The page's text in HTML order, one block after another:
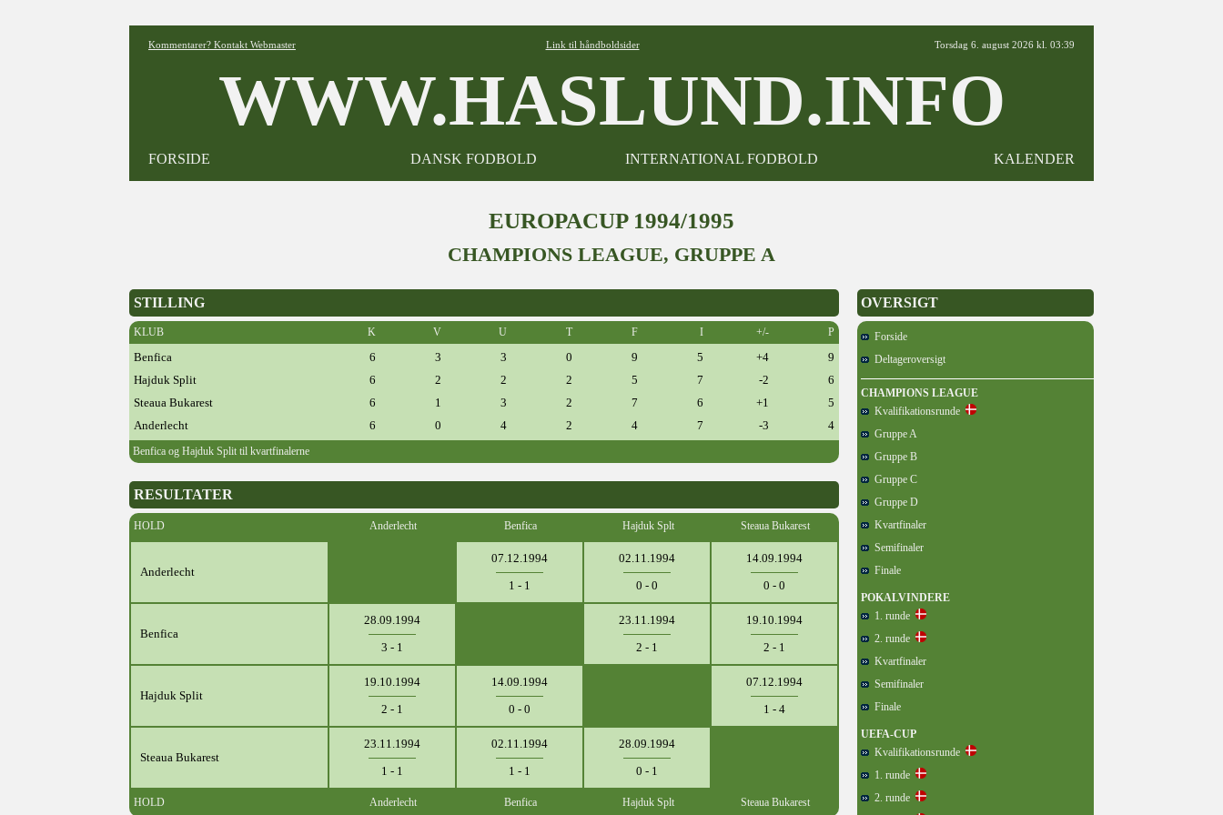
Kommentarer? Kontakt Webmaster Link til håndboldsider Torsdag 6. august 2026 kl. 03:39
WWW.HASLUND.INFO
FORSIDE DANSK FODBOLD INTERNATIONAL FODBOLD KALENDER
EUROPACUP 1994/1995
CHAMPIONS LEAGUE, GRUPPE A
STILLING
KLUB K V U T F I +/- P
Benfica 6 3 3 0 9 5 +4
9
Hajduk Split
6 2 2 2 5 7 -2
6
Steaua Bukarest
6 1 3 2 7 6 +1
5
Anderlecht
6 0 4 2 4 7 -3 4
Benfica og Hajduk Split til kvartfinalerne
RESULTATER
HOLD Anderlecht Benfica Hajduk Splt Steaua Bukarest
Anderlecht
07.12.1994
1 - 1
02.11.1994
0 - 0
14.09.1994
0 - 0
Benfica
28.09.1994
3 - 1
23.11.1994
2 - 1
19.10.1994
2 - 1
Hajduk Split
19.10.1994
2 - 1
14.09.1994
0 - 0
07.12.1994
1 - 4
Steaua Bukarest
23.11.1994
1 - 1
02.11.1994
1 - 1
28.09.1994
0 - 1
HOLD Anderlecht Benfica Hajduk Splt Steaua Bukarest
OVERSIGT
Forside
Deltageroversigt
CHAMPIONS LEAGUE
Kvalifikationsrunde
Gruppe A
Gruppe B
Gruppe C
Gruppe D
Kvartfinaler
Semifinaler
Finale
POKALVINDERE
1. runde
2. runde
Kvartfinaler
Semifinaler
Finale
UEFA-CUP
Kvalifikationsrunde
1. runde
2. runde